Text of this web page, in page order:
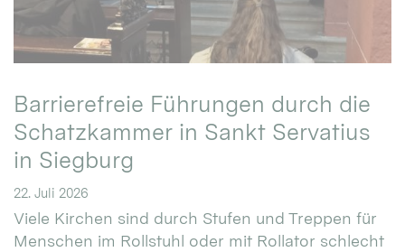
Barrierefreie Führungen durch die
Schatzkammer in Sankt Servatius
in Siegburg
22. Juli 2026
Viele Kirchen sind durch Stufen und Treppen für
Menschen im Rollstuhl oder mit Rollator schlecht